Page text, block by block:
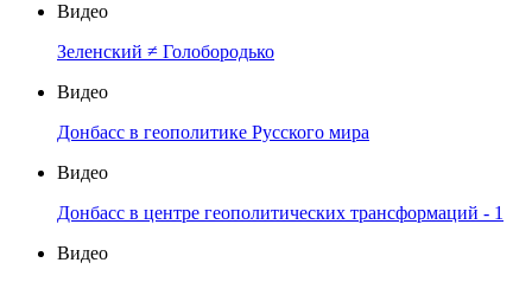
Видео
Зеленский ≠ Голобородько
Видео
Донбасс в геополитике Русского мира
Видео
Донбасс в центре геополитических трансформаций - 1
Видео